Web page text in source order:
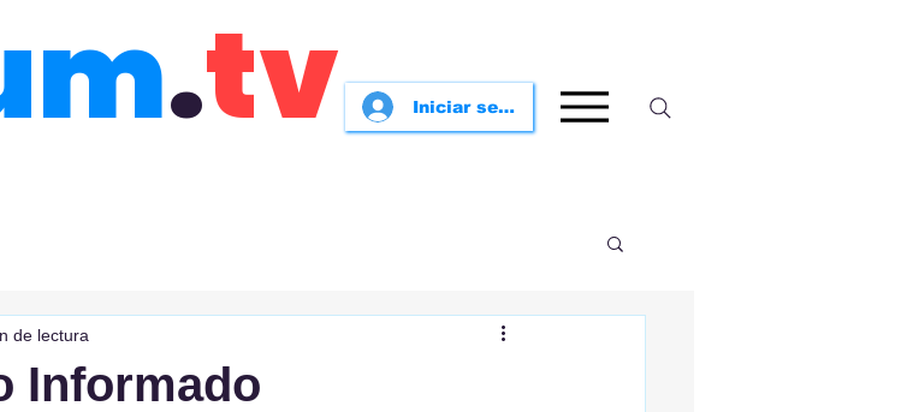
.tv Iniciar sesión
Informado
de lectura